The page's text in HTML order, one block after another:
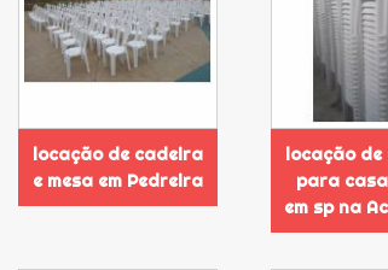
locação de cadeira
e mesa em Pedreira
locação
para
em sp na